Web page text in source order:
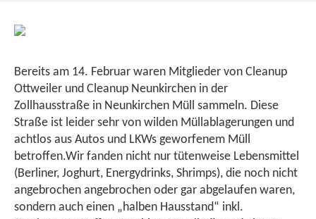
Bereits am 14. Februar waren Mitglieder von Cleanup
Ottweiler und Cleanup Neunkirchen in der
Zollhausstraße in Neunkirchen Müll sammeln. Diese
Straße ist leider sehr von wilden Müllablagerungen und
achtlos aus Autos und LKWs geworfenem Müll
betroffen.Wir fanden nicht nur tütenweise Lebensmittel
(Berliner, Joghurt, Energydrinks, Shrimps), die noch nicht
angebrochen angebrochen oder gar abgelaufen waren,
sondern auch einen „halben Hausstand“ inkl.